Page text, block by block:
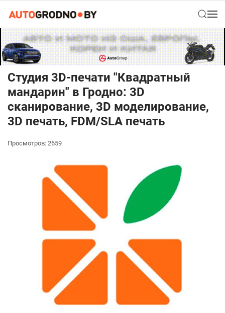
Студия 3D-печати "Квадратный
мандарин" в Гродно: 3D
сканирование, 3D моделирование,
3D печать, FDM/SLA печать
Просмотров: 2659